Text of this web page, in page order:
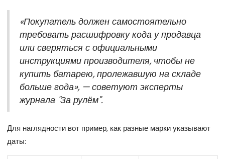
«Покупатель должен самостоятельно
требовать расшифровку кода у продавца
или сверяться с официальными
инструкциями производителя, чтобы не
купить батарею, пролежавшую на складе
больше года», — советуют эксперты
журнала "За рулём".
Для наглядности вот пример, как разные марки указывают
даты: